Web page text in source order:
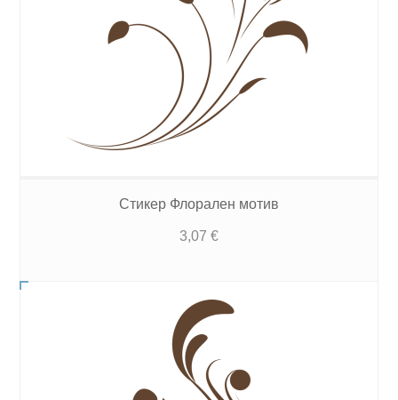
Стикер Флорален мотив
3,07 €